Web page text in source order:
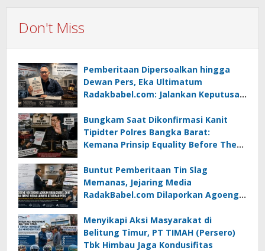
Don't Miss
Pemberitaan Dipersoalkan hingga
Dewan Pers, Eka Ultimatum
Radakbabel.com: Jalankan Keputusan
Bungkam Saat Dikonfirmasi Kanit
Tipidter Polres Bangka Barat:
Kemana Prinsip Equality Before The
Buntut Pemberitaan Tin Slag
Memanas, Jejaring Media
RadakBabel.com Dilaporkan Agoeng
Menyikapi Aksi Masyarakat di
Belitung Timur, PT TIMAH (Persero)
Tbk Himbau Jaga Kondusifitas